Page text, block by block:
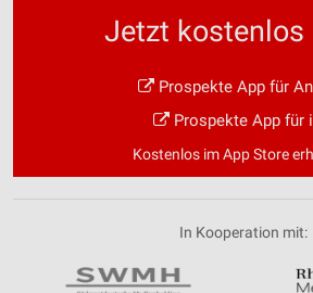
Jetzt kostenlos
Prospekte App für
Prospekte App für
Kostenlos im App Store
In Kooperation mit: